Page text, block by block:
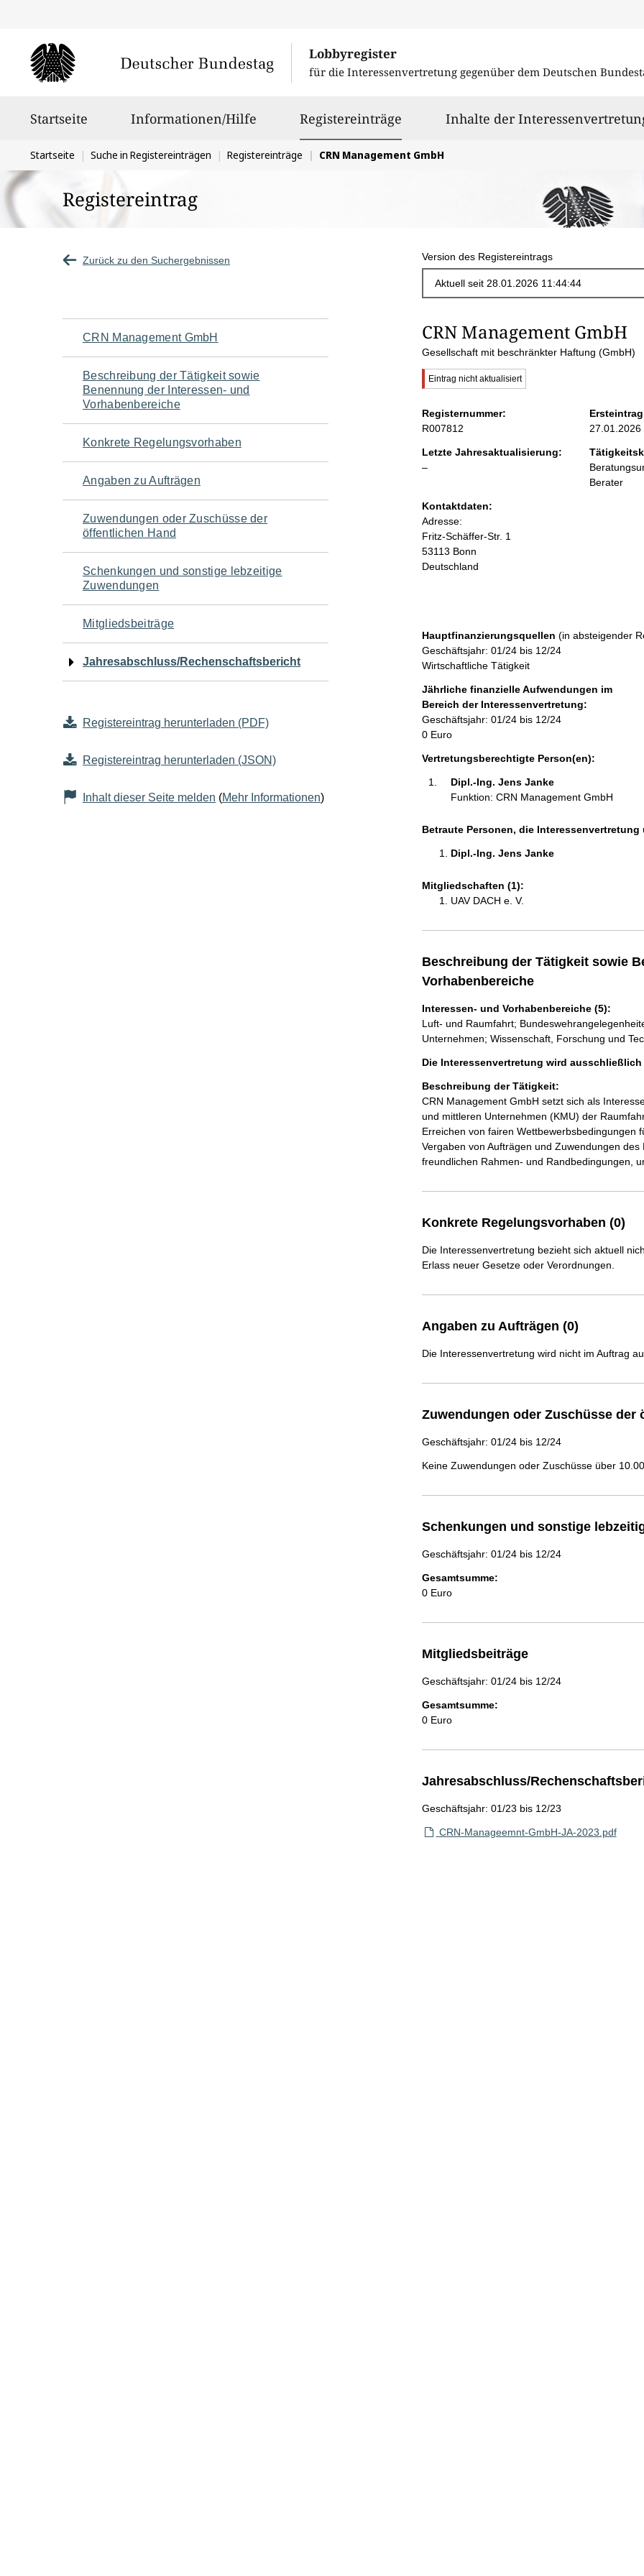
Lobbyregister
für die Interessenvertretung gegenüber dem Deutschen
Startseite Informationen/Hilfe Registereinträge ausgewähltInhalte der
Sie
befinden
sich
hier:
Startseite Suche in Registereinträgen Registereinträge CRN Management GmbH
Registereintrag
Zurück zu den Suchergebnissen Version des Registereintrags
Navigation
für
den
Seiteninhalt
CRN Management GmbH
Beschreibung der Tätigkeit sowie
Benennung der Interessen- und
Vorhabenbereiche
Konkrete Regelungsvorhaben
Angaben zu Aufträgen
Zuwendungen oder Zuschüsse der
öffentlichen Hand
Schenkungen und sonstige lebzeitige
Zuwendungen
Mitgliedsbeiträge
Jahresabschluss/Rechenschaftsbericht
Registereintrag herunterladen (PDF)
Registereintrag herunterladen (JSON)
Inhalt dieser Seite melden (Mehr Informationen)
S
e
i
t
e
n
i
h
a
l
t
CRN Management GmbH
Gesellschaft mit beschränkter Haftung (GmbH)
W
i
h
t
g
e
i
n
w
e
s
Eintrag nicht aktualisiert
Registernummer:
R007812
27.01.2026
Letzte Jahresaktualisierung:
–l
r
Berater
Kontaktdaten:
Adresse:
Fritz-Schäffer-Str. 1
53113 Bonn
Deutschland
Hauptfinanzierungsquellen (in absteigender
Geschäftsjahr: 01/24 bis 12/24
Wirtschaftliche Tätigkeit
Jährliche finanzielle Aufwendungen im
Bereich der Interessenvertretung:
Geschäftsjahr: 01/24 bis 12/24
0 Euro
Vertretungsberechtigte Person(en):
Dipl.-Ing. Jens Janke
Funktion: CRN Management GmbH
Betraute Personen, die
Dipl.-Ing. Jens Janke
Mitgliedschaften (1):
UAV DACH e. V.
Beschreibung der Tätigkeit sowie
Vorhabenbereiche
Interessen- und Vorhabenbereiche (5):
Luft- und Raumfahrt;
Unternehmen; Wissenschaft, Forschung und
Die Interessenvertretung wird
Beschreibung der Tätigkeit:
CRN Management GmbH setzt sich als
und mittleren Unternehmen (KMU) der
Erreichen von fairen Wettbewerbsbedingungen
Vergaben von Aufträgen und Zuwendungen
freundlichen Rahmen- und Randbedingungen,
Konkrete Regelungsvorhaben (0)
Die Interessenvertretung bezieht sich aktuell
Erlass neuer Gesetze oder Verordnungen.
Angaben zu Aufträgen (0)
Die Interessenvertretung wird nicht im Auftrag
Zuwendungen oder Zuschüsse der
Geschäftsjahr: 01/24 bis 12/24
Keine Zuwendungen oder Zuschüsse über
Schenkungen und sonstige
Geschäftsjahr: 01/24 bis 12/24
Gesamtsumme:
0 Euro
Mitgliedsbeiträge
Geschäftsjahr: 01/24 bis 12/24
Gesamtsumme:
0 Euro
Jahresabschluss/
Geschäftsjahr: 01/23 bis 12/23
CRN-Manageemnt-GmbH-JA-2023.pdf